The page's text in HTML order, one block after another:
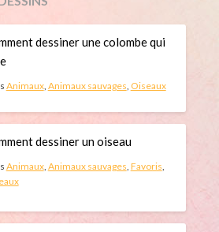
dessiner une colombe qui
Animaux, Animaux sauvages, Oiseaux
dessiner un oiseau
Animaux, Animaux sauvages Favoris